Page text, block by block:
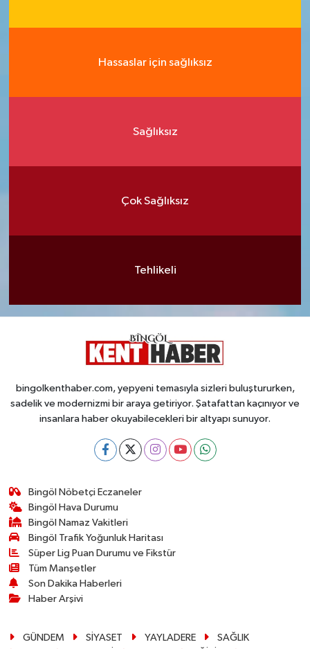
Hassaslar için sağlıksız
Sağlıksız
Çok Sağlıksız
Tehlikeli
bingolkenthaber.com, yepyeni temasıyla sizleri buluştururken,
sadelik ve modernizmi bir araya getiriyor. Şatafattan kaçınıyor ve
insanlara haber okuyabilecekleri bir altyapı sunuyor.
Bingöl Nöbetçi Eczaneler
Bingöl Hava Durumu
Bingöl Namaz Vakitleri
Bingöl Trafik Yoğunluk Haritası
Süper Lig Puan Durumu ve Fikstür
Tüm Manşetler
Son Dakika Haberleri
Haber Arşivi
GÜNDEM SİYASET YAYLADERE
SAĞLIK